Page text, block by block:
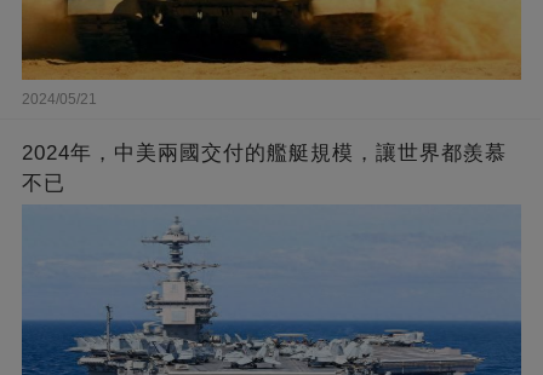
2024/05/21
2024年，中美兩國交付的艦艇規模，讓世界都羨慕
不已